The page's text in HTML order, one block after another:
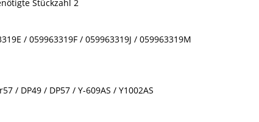
Stückzahl 2
/ 059963319F / 059963319J / 059963319M
/ DP49 / DP57 / Y-609AS / Y1002AS